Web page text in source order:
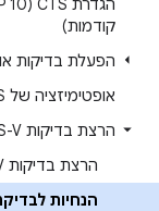
קודמות)
הפעלת בדיקות
אופטימיזציה של CTS
הרצת בדיקות CTS-V
הרצת בדיקות CTS-V
הנחיות